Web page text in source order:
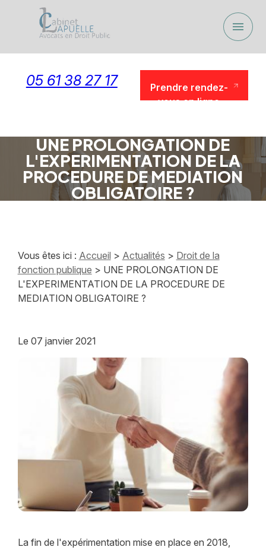
menu
05 61 38 27 17
Prendre rendez-
vous en ligne
UNE PROLONGATION DE
L'EXPERIMENTATION DE LA
PROCEDURE DE MEDIATION
OBLIGATOIRE ?
Vous êtes ici : Accueil > Actualités > Droit de la
fonction publique > UNE PROLONGATION DE
L'EXPERIMENTATION DE LA PROCEDURE DE
MEDIATION OBLIGATOIRE ?
Le 07 janvier 2021
La fin de l'expérimentation mise en place en 2018,
Panneau de gestion des cookies